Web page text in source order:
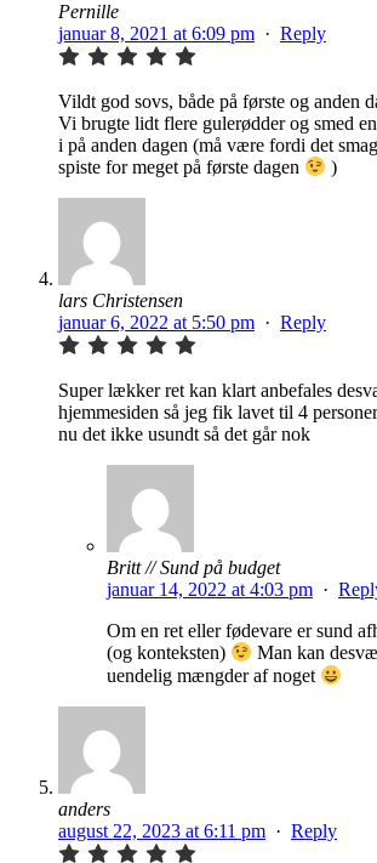
Pernille
januar 8, 2021 at 6:09 pm · Reply
Vildt god sovs, både på første og anden
Vi brugte lidt flere gulerødder og smed
i på anden dagen (må være fordi det
spiste for meget på første dagen
)
lars Christensen
januar 6, 2022 at 5:50 pm · Reply
Super lækker ret kan klart anbefales
hjemmesiden så jeg fik lavet til 4
nu det ikke usundt så det går nok
Britt // Sund på budget
januar 14, 2022 at 4:03 pm ·
Om en ret eller fødevare er sund
(og konteksten)
Man kan
uendelig mængder af noget
anders
august 22, 2023 at 6:11 pm · Reply